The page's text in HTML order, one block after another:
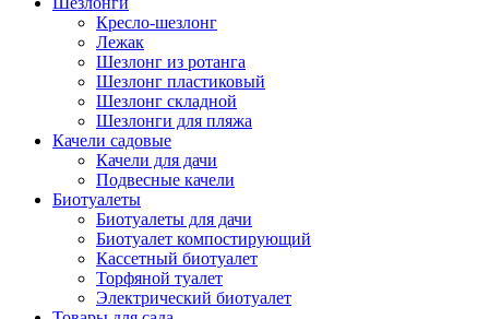
Кресло-шезлонг
Лежак
Шезлонг из ротанга
Шезлонг пластиковый
Шезлонг складной
Шезлонги для пляжа
Качели садовые
Качели для дачи
Подвесные качели
Биотуалеты
Биотуалеты для дачи
Биотуалет компостирующий
Кассетный биотуалет
Торфяной туалет
Электрический биотуалет